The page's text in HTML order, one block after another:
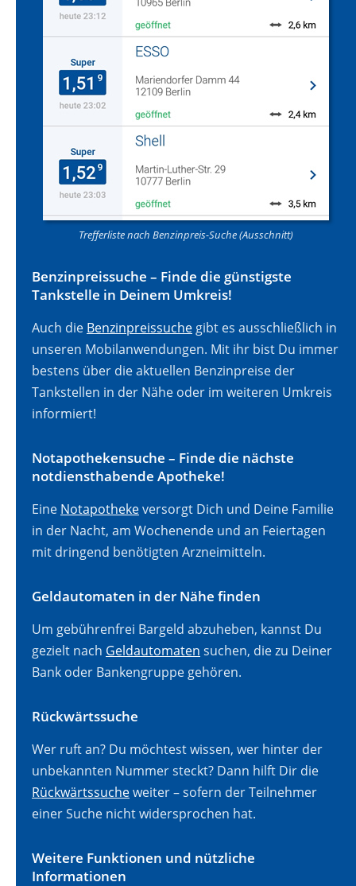
Trefferliste nach Benzinpreis-Suche (Ausschnitt)
Benzinpreissuche – Finde die günstigste
Tankstelle in Deinem Umkreis!
Auch die Benzinpreissuche gibt es ausschließlich in
unseren Mobilanwendungen. Mit ihr bist Du immer
bestens über die aktuellen Benzinpreise der
Tankstellen in der Nähe oder im weiteren Umkreis
informiert!
Notapothekensuche – Finde die nächste
notdiensthabende Apotheke!
Eine Notapothekeversorgt Dich und Deine Familie
in der Nacht, am Wochenende und an Feiertagen
mit dringend benötigten Arzneimitteln.
Geldautomaten in der Nähe finden
Um gebührenfrei Bargeld abzuheben, kannst Du
gezielt nach Geldautomaten suchen, die zu Deiner
Bank oder Bankengruppe gehören.
Rückwärtssuche
Wer ruft an? Du möchtest wissen, wer hinter der
unbekannten Nummer steckt? Dann hilft Dir die
Rückwärtssucheweiter – sofern der Teilnehmer
einer Suche nicht widersprochen hat.
Weitere Funktionen und nützliche
Informationen